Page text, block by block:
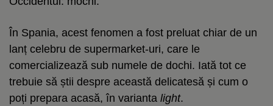
În Spania, acest fenomen a fost preluat chiar de un
lanț celebru de supermarket-uri, care le
comercializează sub numele de dochi. Iată tot ce
trebuie să știi despre această delicatesă și cum o
poți prepara acasă, în varianta light.